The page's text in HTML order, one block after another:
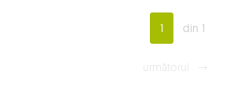
1 din 1